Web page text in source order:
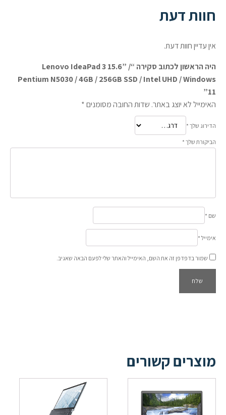
חוות דעת
אין עדיין חוות דעת.
היה הראשון לכתוב סקירה “Lenovo IdeaPad 3 15.6” /
Pentium N5030 / 4GB / 256GB SSD / Intel UHD / Windows
11”
האימייל לא יוצג באתר. שדות החובה מסומנים*
הדירוג שלך *
הביקורת שלך *
שם *
אימייל *
שמור בדפדפן זה את השם, האימייל והאתר שלי לפעם הבאה שאגיב.
מוצרים קשורים